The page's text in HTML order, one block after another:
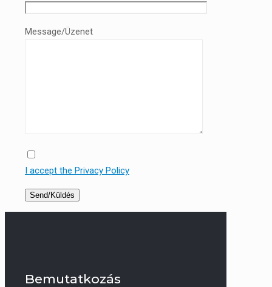
Message/Üzenet
I accept the Privacy Policy
Bemutatkozás